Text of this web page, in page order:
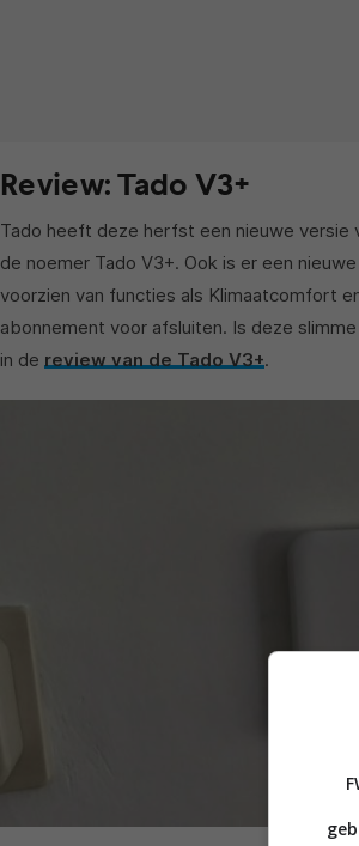
Review: Tado V3+
Tado heeft deze herfst een nieuwe
de noemer Tado V3+. Ook is er een
voorzien van functies als Klimaatcomfort
abonnement voor afsluiten. Is deze
in de review van de Tado V3+.